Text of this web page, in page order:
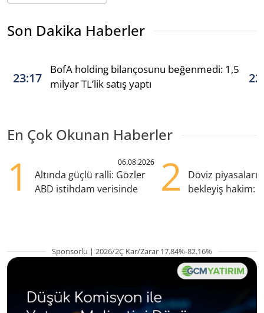
Son Dakika Haberler
23:17
BofA holding bilançosunu beğenmedi: 1,5
milyar TL’lik satış yaptı
En Çok Okunan Haberler
1 06.08.2026
Altında güçlü ralli: Gözler
ABD istihdam verisinde
2
Döviz
bekleyiş hakim:
Sponsorlu | 2026/2Ç Kar/Zarar 17.84%-82.16%